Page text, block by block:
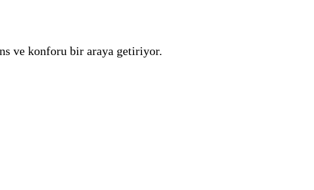
ve konforu bir araya getiriyor.